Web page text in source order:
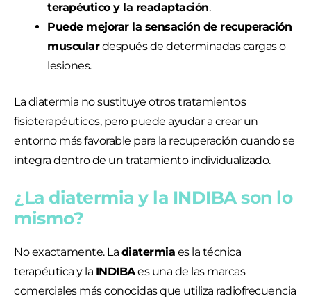
terapéutico y la readaptación.
Puede mejorar la sensación de recuperación
musculardespués de determinadas cargas o
lesiones.
La diatermia no sustituye otros tratamientos
fisioterapéuticos, pero puede ayudar a crear un
entorno más favorable para la recuperación cuando se
integra dentro de un tratamiento individualizado.
¿La diatermia y la INDIBA son lo
mismo?
No exactamente. La diatermia es la técnica
terapéutica y la INDIBAes una de las marcas
comerciales más conocidas que utiliza radiofrecuencia